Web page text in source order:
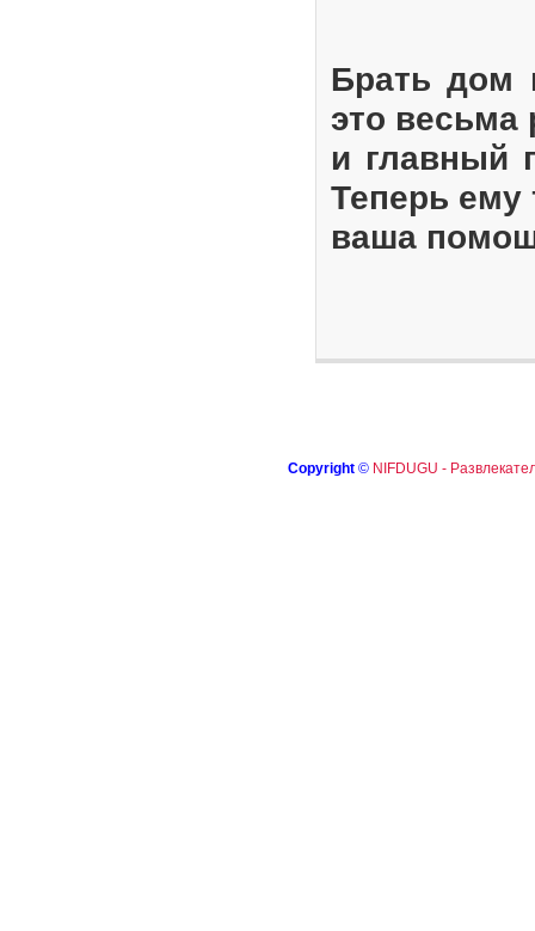
Брать дом
это весьма
и главный
Теперь ему
ваша
Copyright © NIFDUGU -